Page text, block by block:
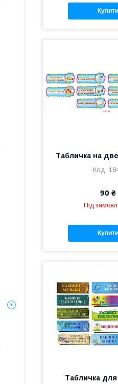
Купити
Табличка на
90 ₴
Під
Купити
Табличка для